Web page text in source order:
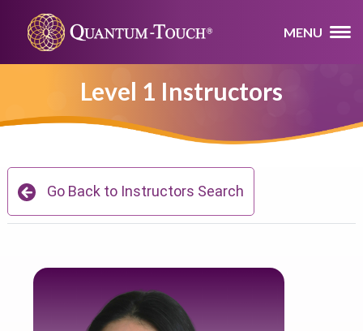
MENU
Level 1 Instructors
Go Back to Instructors Search